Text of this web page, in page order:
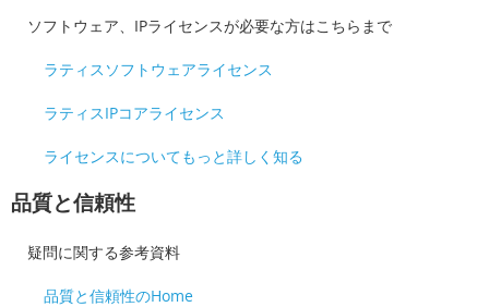
ソフトウェア、IPライセンスが必要な方はこちらまで
ラティスソフトウェアライセンス
ラティスIPコアライセンス
ライセンスについてもっと詳しく知る
品質と信頼性
疑問に関する参考資料
品質と信頼性のHome